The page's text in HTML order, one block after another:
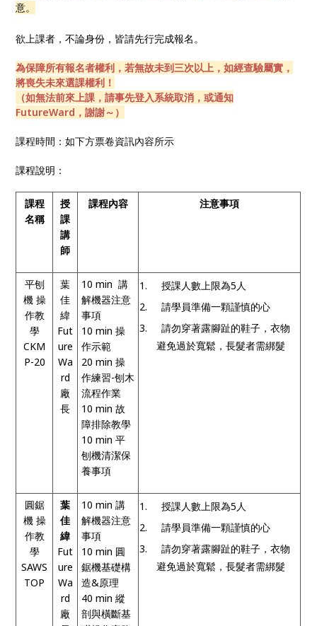
意。
欲上課者，不論身份，皆請先行完成報名。
為保障所有報名者權利，若無故未到三次以上，如經查驗屬實，
將喪失未來選課權利！
（如無法前來上課，請事先登入系統取消，或通知
FutureWard，謝謝～）
課程時間：如下方票卷資訊內容所示
課程說明：
課程
名稱
授
課
講
師
課程內容 注意事項
平刨
機 操
作教
學
CKM
P-20
葉
佳
緯
Fut
ure
Wa
rd
廠
長
10 min講
解機器注意
事項
10 min操
作示範
20 min操
作練習-刨木
流程作業
10 min故
障排除教學
10 min平
刨機清潔保
養事項
1.授課人數上限為5人
2.請學員準備一顆謹慎的心
3.請勿穿著露腳趾的鞋子，衣物
避免過於寬鬆，長髮者需綁髮
圓鋸
機 操
作教
學
SAWS
TOP
葉
佳
緯
Fut
ure
Wa
rd
廠
10 min講
解機器注意
事項
10 min 圓
鋸機基礎構
造&原理
40 min縱
剖與橫斷基
1.授課人數上限為5人
2.請學員準備一顆謹慎的心
3.請勿穿著露腳趾的鞋子，衣物
避免過於寬鬆，長髮者需綁髮